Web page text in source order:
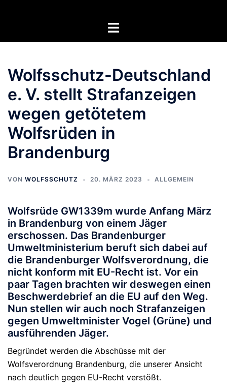
Menü
Wolfsschutz-Deutschland
e. V. stellt Strafanzeigen
wegen getötetem
Wolfsrüden in
Brandenburg
VON WOLFSSCHUTZ 20. MÄRZ 2023 ALLGEMEIN
Wolfsrüde GW1339m wurde Anfang März
in Brandenburg von einem Jäger
erschossen. Das Brandenburger
Umweltministerium beruft sich dabei auf
die Brandenburger Wolfsverordnung, die
nicht konform mit EU-Recht ist. Vor ein
paar Tagen brachten wir deswegen einen
Beschwerdebrief an die EU auf den Weg.
Nun stellen wir auch noch Strafanzeigen
gegen Umweltminister Vogel (Grüne) und
ausführenden Jäger.
Begründet werden die Abschüsse mit der
Wolfsverordnung Brandenburg, die unserer Ansicht
nach deutlich gegen EU-Recht verstößt.